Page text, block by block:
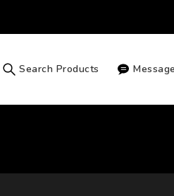
Search Products